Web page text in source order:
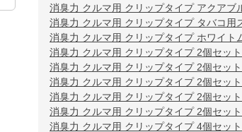
消臭力 クルマ用 クリップタイプ アクアブ
消臭力 クルマ用 クリップタイプ タバコ用
消臭力 クルマ用 クリップタイプ ホワイト
消臭力 クルマ用 クリップタイプ 2個セッ
消臭力 クルマ用 クリップタイプ 2個セッ
消臭力 クルマ用 クリップタイプ 2個セッ
消臭力 クルマ用 クリップタイプ 2個セッ
消臭力 クルマ用 クリップタイプ 2個セッ
消臭力 クルマ用 クリップタイプ 4個セッ